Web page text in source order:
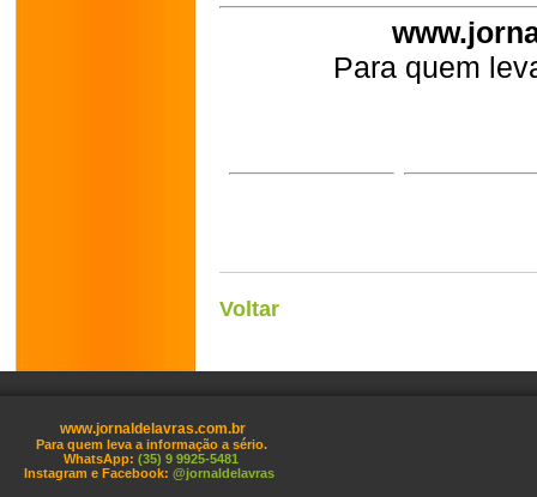
Para quem
Voltar
www.jornaldelavras.com.br
Para quem leva a informação a sério.
WhatsApp: (35) 9 9925-5481
Instagram e Facebook: @jornaldelavras